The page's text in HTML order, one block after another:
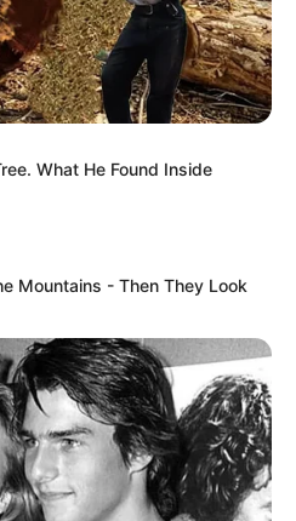
What He Found Inside
Mountains - Then They Look